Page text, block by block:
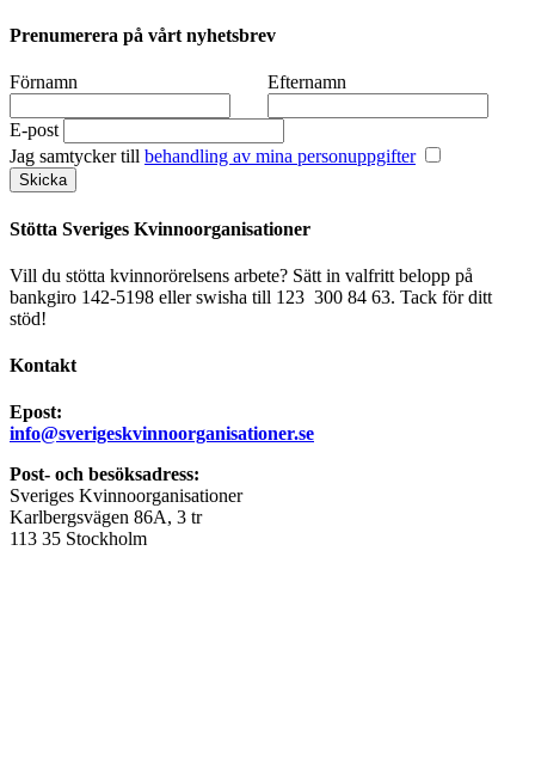
Prenumerera på vårt nyhetsbrev
Förnamn Efternamn
E-post
Jag samtycker till behandling av mina personuppgifter
Stötta Sveriges Kvinnoorganisationer
Vill du stötta kvinnorörelsens arbete? Sätt in valfritt belopp på
bankgiro 142-5198 eller swisha till 123 300 84 63. Tack för ditt
stöd!
Kontakt
Epost:
info@sverigeskvinnoorganisationer.se
Post- och besöksadress:
Sveriges Kvinnoorganisationer
Karlbergsvägen 86A, 3 tr
113 35 Stockholm